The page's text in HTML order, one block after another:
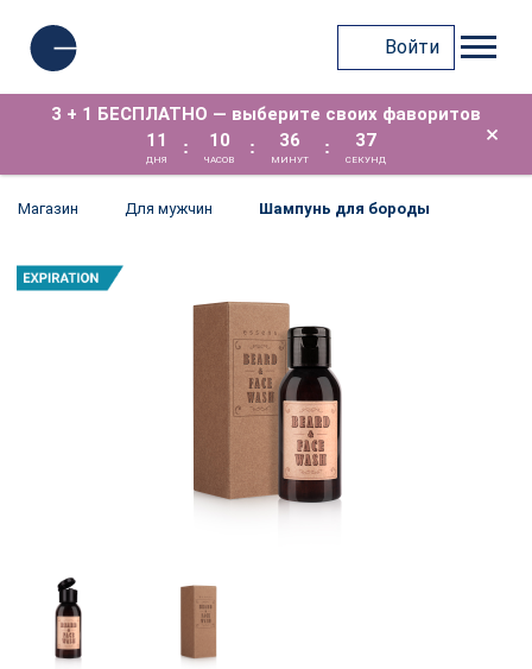
Войти
3 + 1 БЕСПЛАТНО — выберите своих фаворитов
11
ДНЯ
: 10
ЧАСОВ
: 36
МИНУТ
: 37
СЕКУНД
×
Магазин Для мужчин Шампунь для бороды